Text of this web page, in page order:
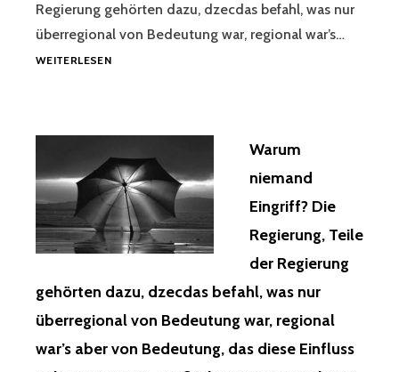
Regierung gehörten dazu, dzecdas befahl, was nur
überregional von Bedeutung war, regional war’s…
WEITERLESENWARUM
DER
REGIERUNG
GEHÖRTEN
DAZU,
DZECDAS
NUR
ÜBERREGIONAL
BEDEUTUNG
Warum
niemand
Eingriff? Die
Regierung, Teile
der Regierung
gehörten dazu, dzecdas befahl, was nur
überregional von Bedeutung war, regional
war’s aber von Bedeutung, das diese Einfluss